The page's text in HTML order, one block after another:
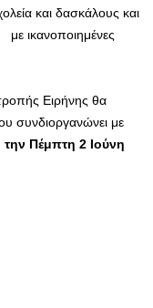
και δασκάλους και
ικανοποιημένες
Ειρήνης θα
συνδιοργανώνει με
την Πέμπτη 2 Ιούνη